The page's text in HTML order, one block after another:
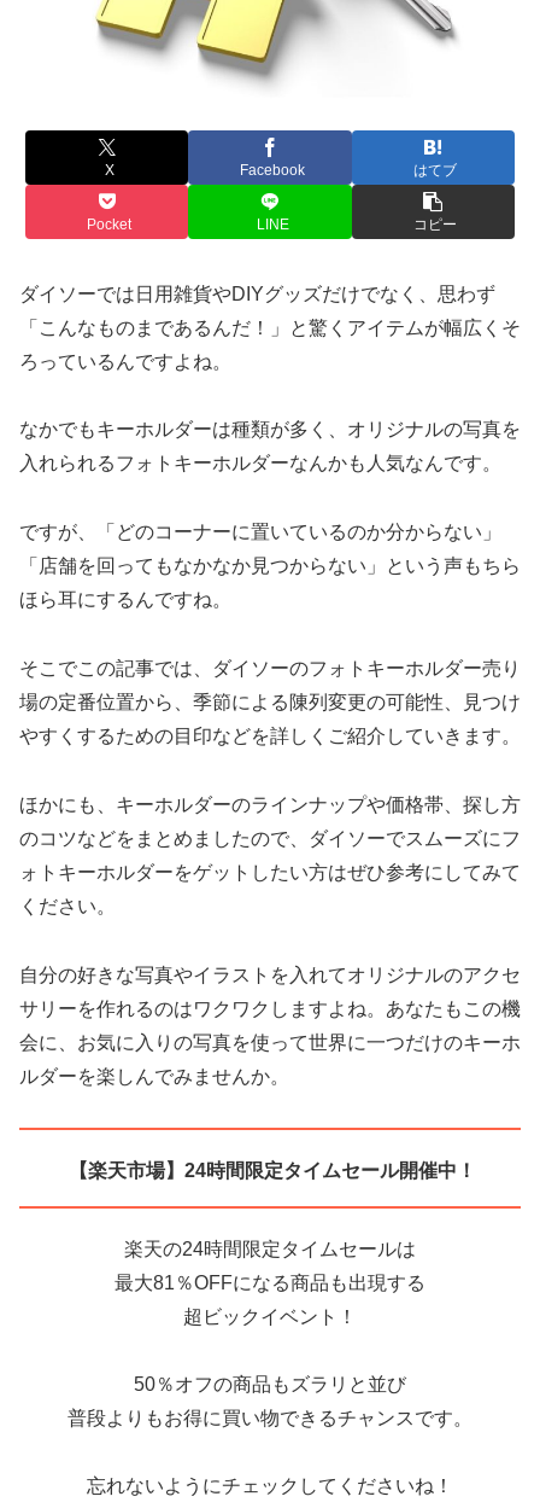
X Facebook はてブ
Pocket LINE コピー
ダイソーでは日用雑貨やDIYグッズだけでなく、思わず
「こんなものまであるんだ！」と驚くアイテムが幅広くそ
ろっているんですよね。
なかでもキーホルダーは種類が多く、オリジナルの写真を
入れられるフォトキーホルダーなんかも人気なんです。
ですが、「どのコーナーに置いているのか分からない」
「店舗を回ってもなかなか見つからない」という声もちら
ほら耳にするんですね。
そこでこの記事では、ダイソーのフォトキーホルダー売り
場の定番位置から、季節による陳列変更の可能性、見つけ
やすくするための目印などを詳しくご紹介していきます。
ほかにも、キーホルダーのラインナップや価格帯、探し方
のコツなどをまとめましたので、ダイソーでスムーズにフ
ォトキーホルダーをゲットしたい方はぜひ参考にしてみて
ください。
自分の好きな写真やイラストを入れてオリジナルのアクセ
サリーを作れるのはワクワクしますよね。あなたもこの機
会に、お気に入りの写真を使って世界に一つだけのキーホ
ルダーを楽しんでみませんか。
【楽天市場】24時間限定タイムセール開催中！
楽天の24時間限定タイムセールは
最大81％OFFになる商品も出現する
超ビックイベント！
50％オフの商品もズラリと並び
普段よりもお得に買い物できるチャンスです。
忘れないようにチェックしてくださいね！